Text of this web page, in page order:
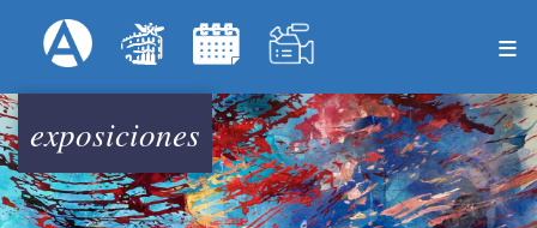
al
principal
Menú Superior
exposiciones